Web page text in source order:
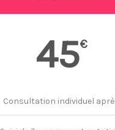
45€
Consultation individuel